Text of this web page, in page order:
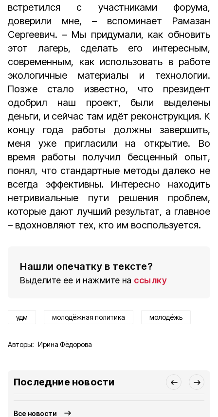
встретился с участниками форума,
доверили мне, – вспоминает Рамазан
Сергеевич. – Мы придумали, как обновить
этот лагерь, сделать его интересным,
современным, как использовать в работе
экологичные материалы и технологии.
Позже стало известно, что президент
одобрил наш проект, были выделены
деньги, и сейчас там идёт реконструкция. К
концу года работы должны завершить,
меня уже пригласили на открытие. Во
время работы получил бесценный опыт,
понял, что стандартные методы далеко не
всегда эффективны. Интересно находить
нетривиальные пути решения проблем,
которые дают лучший результат, а главное
– вдохновляют тех, кто им воспользуется.
Нашли опечатку в тексте?
Выделите ее и нажмите на ссылку
удм молодёжная политика молодёжь
Авторы: Ирина Фёдорова
Последние новости
Все новости